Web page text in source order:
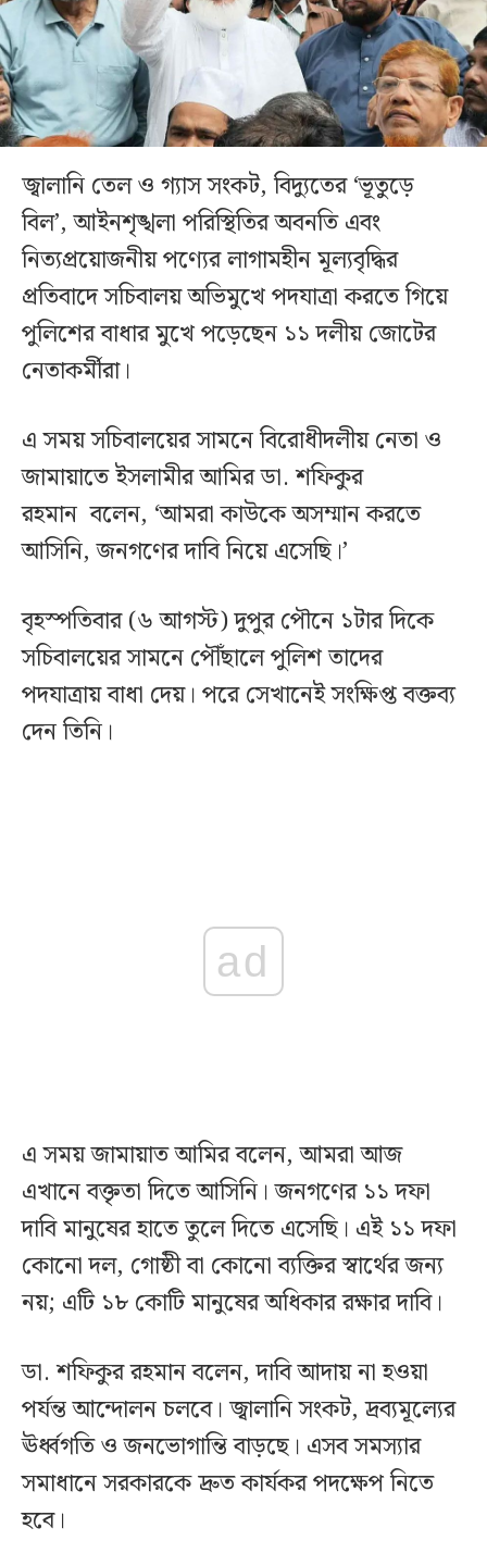
জ্বালানি তেল ও গ্যাস সংকট, বিদ্যুতের ‘ভূতুড়ে
বিল’, আইনশৃঙ্খলা পরিস্থিতির অবনতি এবং
নিত্যপ্রয়োজনীয় পণ্যের লাগামহীন মূল্যবৃদ্ধির
প্রতিবাদে সচিবালয় অভিমুখে পদযাত্রা করতে গিয়ে
পুলিশের বাধার মুখে পড়েছেন ১১ দলীয় জোটের
নেতাকর্মীরা।
এ সময় সচিবালয়ের সামনে বিরোধীদলীয় নেতা ও
জামায়াতে ইসলামীর আমির ডা. শফিকুর
রহমান বলেন, ‘আমরা কাউকে অসম্মান করতে
আসিনি, জনগণের দাবি নিয়ে এসেছি।’
বৃহস্পতিবার (৬ আগস্ট) দুপুর পৌনে ১টার দিকে
সচিবালয়ের সামনে পৌঁছালে পুলিশ তাদের
পদযাত্রায় বাধা দেয়। পরে সেখানেই সংক্ষিপ্ত বক্তব্য
দেন তিনি।
ad
এ সময় জামায়াত আমির বলেন, আমরা আজ
এখানে বক্তৃতা দিতে আসিনি। জনগণের ১১ দফা
দাবি মানুষের হাতে তুলে দিতে এসেছি। এই ১১ দফা
কোনো দল, গোষ্ঠী বা কোনো ব্যক্তির স্বার্থের জন্য
নয়; এটি ১৮ কোটি মানুষের অধিকার রক্ষার দাবি।
ডা. শফিকুর রহমান বলেন, দাবি আদায় না হওয়া
পর্যন্ত আন্দোলন চলবে। জ্বালানি সংকট, দ্রব্যমূল্যের
ঊর্ধ্বগতি ও জনভোগান্তি বাড়ছে। এসব সমস্যার
সমাধানে সরকারকে দ্রুত কার্যকর পদক্ষেপ নিতে
হবে।